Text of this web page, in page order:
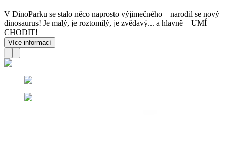
V DinoParku se stalo něco naprosto výjimečného – narodil se nový
dinosaurus! Je malý, je roztomilý, je zvědavý... a hlavně – UMÍ
CHODIT!
Více informací